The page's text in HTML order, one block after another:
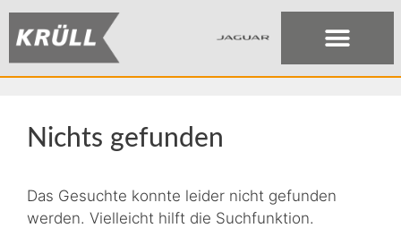
Nichts gefunden
Das Gesuchte konnte leider nicht gefunden
werden. Vielleicht hilft die Suchfunktion.